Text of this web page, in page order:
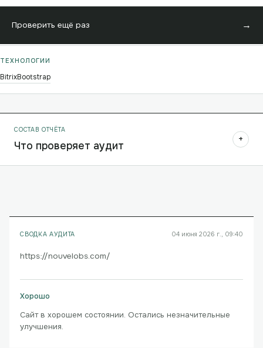
Проверить ещё раз →
ТЕХНОЛОГИИ
BitrixBootstrap
СОСТАВ ОТЧЁТА
Что проверяет аудит +
СВОДКА АУДИТА 04 июня 2026 г., 09:40
https://nouvelobs.com/
Хорошо
Сайт в хорошем состоянии. Остались незначительные
улучшения.